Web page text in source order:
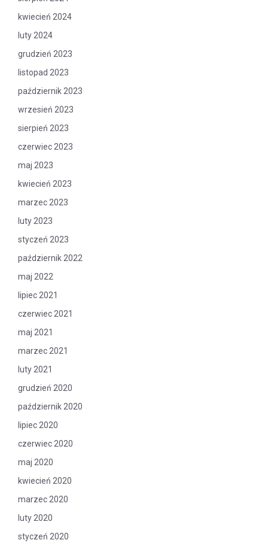
kwiecień 2024
luty 2024
grudzień 2023
listopad 2023
październik 2023
wrzesień 2023
sierpień 2023
czerwiec 2023
maj 2023
kwiecień 2023
marzec 2023
luty 2023
styczeń 2023
październik 2022
maj 2022
lipiec 2021
czerwiec 2021
maj 2021
marzec 2021
luty 2021
grudzień 2020
październik 2020
lipiec 2020
czerwiec 2020
maj 2020
kwiecień 2020
marzec 2020
luty 2020
styczeń 2020